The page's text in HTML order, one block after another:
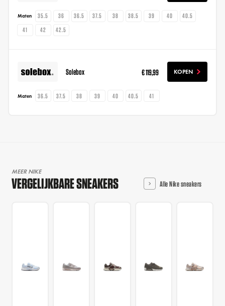
Maten 35.5 36 36.5 37.5 38 38.5 39 40
40.5
41
42 42.5
Solebox € 119,99 KOPEN
Maten 36.5 37.5 38 39 40 40.5 41
MEER NIKE
VERGELIJKBARE SNEAKERS Alle Nike sneakers